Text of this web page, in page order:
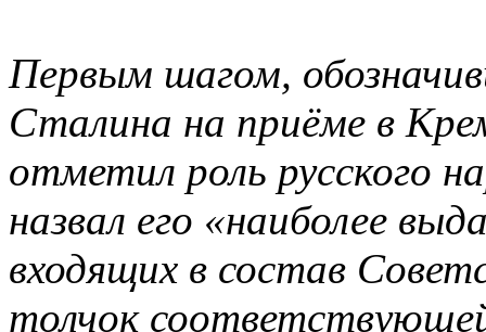
Первым шагом,
Сталина на приёме в
отметил роль русского
назвал его «наиболее
входящих в состав
толчок